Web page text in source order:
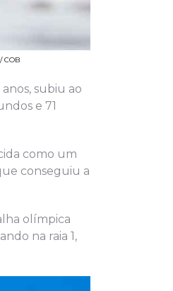
COB
subiu ao
e 71
como um
conseguiu a
olímpica
na raia 1,